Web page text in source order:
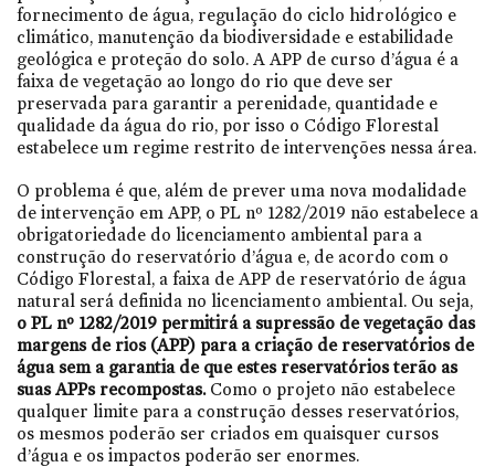
fornecimento de água, regulação do ciclo hidrológico e
climático, manutenção da biodiversidade e estabilidade
geológica e proteção do solo. A APP de curso d’água é a
faixa de vegetação ao longo do rio que deve ser
preservada para garantir a perenidade, quantidade e
qualidade da água do rio, por isso o Código Florestal
estabelece um regime restrito de intervenções nessa área.
O problema é que, além de prever uma nova modalidade
de intervenção em APP, o PL nº 1282/2019 não estabelece a
obrigatoriedade do licenciamento ambiental para a
construção do reservatório d’água e, de acordo com o
Código Florestal, a faixa de APP de reservatório de água
natural será definida no licenciamento ambiental. Ou seja,
o PL nº 1282/2019 permitirá a supressão de vegetação das
margens de rios (APP) para a criação de reservatórios de
água sem a garantia de que estes reservatórios terão as
suas APPs recompostas.Como o projeto não estabelece
qualquer limite para a construção desses reservatórios,
os mesmos poderão ser criados em quaisquer cursos
d’água e os impactos poderão ser enormes.